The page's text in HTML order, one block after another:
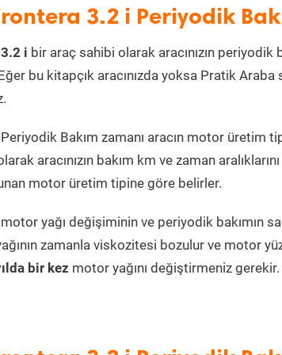
3.2 i Periyodik
i bir araç sahibi olarak aracınızın periyodik
bu kitapçık aracınızda yoksa Pratik
Periyodik Bakım zamanı aracın motor üretim
aracınızın bakım km ve zaman
motor üretim tipine göre belirler.
motor yağı değişiminin ve periyodik bakımın
zamanla viskozitesi bozulur ve motor
bir kez motor yağını değiştirmeniz gerekir.